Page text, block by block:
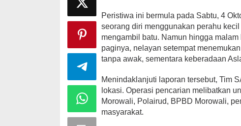
Peristiwa ini bermula pada Sabtu, 4
seorang diri menggunakan perahu
mengambil batu. Namun hingga
paginya, nelayan setempat
tanpa awak, sementara keberadaan
Menindaklanjuti laporan tersebut, Tim
lokasi. Operasi pencarian melibatkan
Morowali, Polairud, BPBD Morowali,
masyarakat.